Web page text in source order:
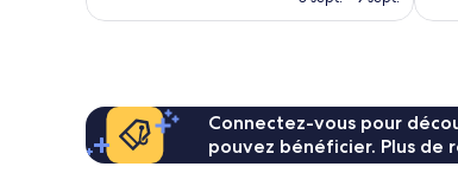
Connectez-vous pour
pouvez bénéficier. Plus de